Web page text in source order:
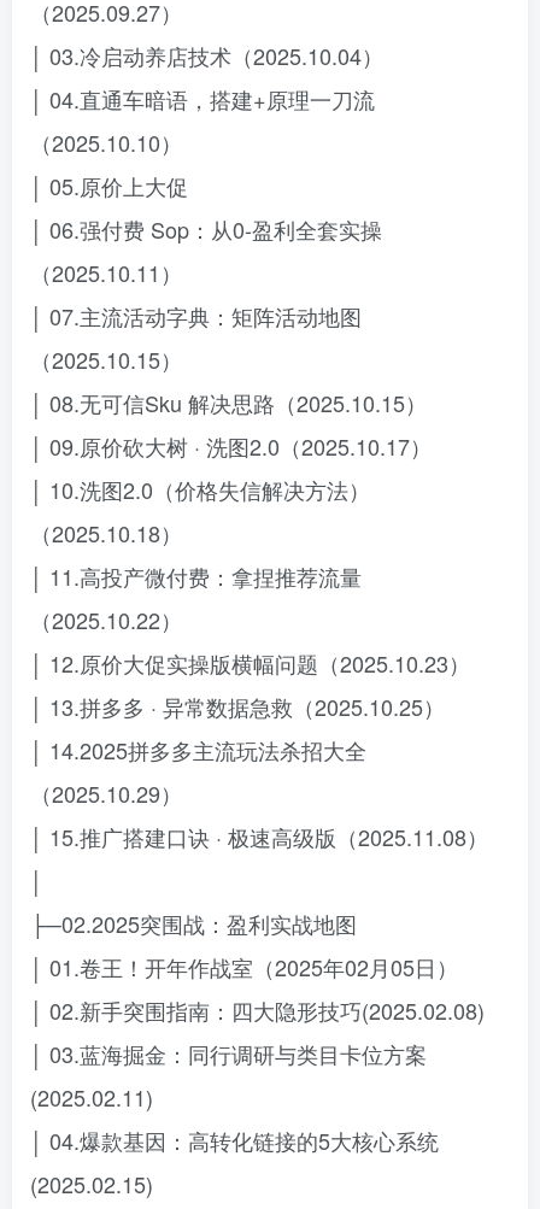
（2025.09.27）
│ 03.冷启动养店技术（2025.10.04）
│ 04.直通车暗语，搭建+原理一刀流
（2025.10.10）
│ 05.原价上大促
│ 06.强付费 Sop：从0-盈利全套实操
（2025.10.11）
│ 07.主流活动字典：矩阵活动地图
（2025.10.15）
│ 08.无可信Sku 解决思路（2025.10.15）
│ 09.原价砍大树 · 洗图2.0（2025.10.17）
│ 10.洗图2.0（价格失信解决方法）
（2025.10.18）
│ 11.高投产微付费：拿捏推荐流量
（2025.10.22）
│ 12.原价大促实操版横幅问题（2025.10.23）
│ 13.拼多多 · 异常数据急救（2025.10.25）
│ 14.2025拼多多主流玩法杀招大全
（2025.10.29）
│ 15.推广搭建口诀 · 极速高级版（2025.11.08）
│
├─02.2025突围战：盈利实战地图
│ 01.卷王！开年作战室（2025年02月05日）
│ 02.新手突围指南：四大隐形技巧(2025.02.08)
│ 03.蓝海掘金：同行调研与类目卡位方案
(2025.02.11)
│ 04.爆款基因：高转化链接的5大核心系统
(2025.02.15)